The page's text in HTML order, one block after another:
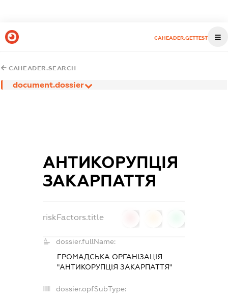
CAHEADER.GETTEST
CAHEADER.SEARCH
document.dossier
АНТИКОРУПЦІЯ
ЗАКАРПАТТЯ
riskFactors.title
dossier.fullName:
ГРОМАДСЬКА ОРГАНІЗАЦІЯ
"АНТИКОРУПЦІЯ ЗАКАРПАТТЯ"
dossier.opfSubType: